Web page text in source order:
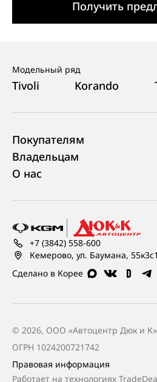
Получить
Сделано в Корее
+7 (3842) 558-600
Кемерово, ул. Баумана, 55к3с1
Модельный ряд
Tivoli Korando
Покупателям
Владельцам
О нас
© 2026, ООО «Автоцентр Дюк и
ОГРН 1024200721742
Правовая информация
Работает на технологиях